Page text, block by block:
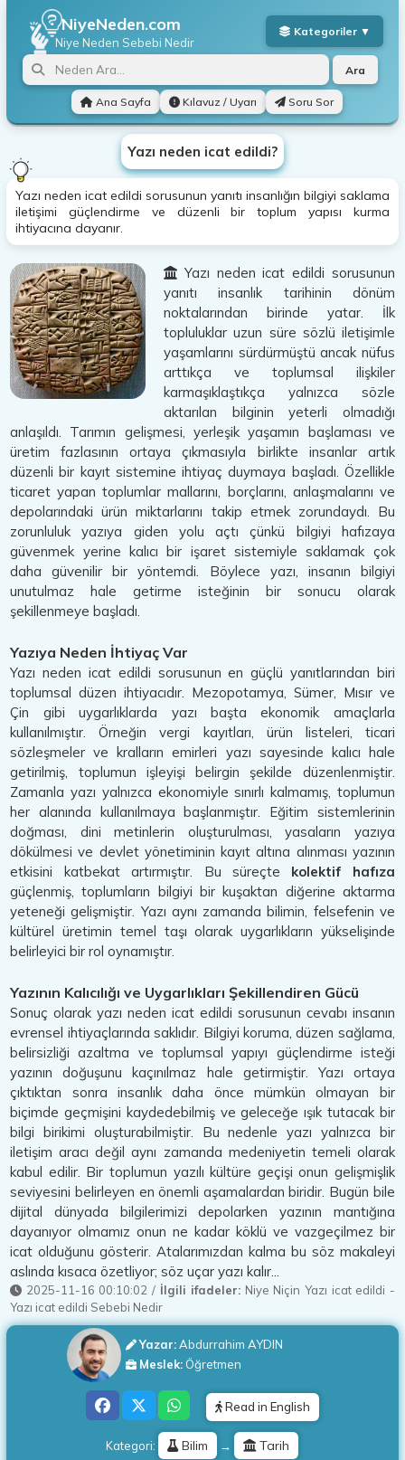
NiyeNeden.com
Niye Neden Sebebi Nedir
Ana Sayfa Kılavuz / Uyarı Soru Sor
Ara
Yazı neden icat edildi?
Yazı neden icat edildi sorusunun yanıtı insanlığın bilgiyi saklama
iletişimi güçlendirme ve düzenli bir toplum yapısı kurma
ihtiyacına dayanır.
Yazı neden icat edildi sorusunun
yanıtı insanlık tarihinin dönüm
noktalarından birinde yatar. İlk
topluluklar uzun süre sözlü iletişimle
yaşamlarını sürdürmüştü ancak nüfus
arttıkça ve toplumsal ilişkiler
karmaşıklaştıkça yalnızca sözle
aktarılan bilginin yeterli olmadığı
anlaşıldı. Tarımın gelişmesi, yerleşik yaşamın başlaması ve
üretim fazlasının ortaya çıkmasıyla birlikte insanlar artık
düzenli bir kayıt sistemine ihtiyaç duymaya başladı. Özellikle
ticaret yapan toplumlar mallarını, borçlarını, anlaşmalarını ve
depolarındaki ürün miktarlarını takip etmek zorundaydı. Bu
zorunluluk yazıya giden yolu açtı çünkü bilgiyi hafızaya
güvenmek yerine kalıcı bir işaret sistemiyle saklamak çok
daha güvenilir bir yöntemdi. Böylece yazı, insanın bilgiyi
unutulmaz hale getirme isteğinin bir sonucu olarak
şekillenmeye başladı.
Yazıya Neden İhtiyaç Var
Yazı neden icat edildi sorusunun en güçlü yanıtlarından biri
toplumsal düzen ihtiyacıdır. Mezopotamya, Sümer, Mısır ve
Çin gibi uygarlıklarda yazı başta ekonomik amaçlarla
kullanılmıştır. Örneğin vergi kayıtları, ürün listeleri, ticari
sözleşmeler ve kralların emirleri yazı sayesinde kalıcı hale
getirilmiş, toplumun işleyişi belirgin şekilde düzenlenmiştir.
Zamanla yazı yalnızca ekonomiyle sınırlı kalmamış, toplumun
her alanında kullanılmaya başlanmıştır. Eğitim sistemlerinin
doğması, dini metinlerin oluşturulması, yasaların yazıya
dökülmesi ve devlet yönetiminin kayıt altına alınması yazının
etkisini katbekat artırmıştır. Bu süreçte kolektif hafıza
güçlenmiş, toplumların bilgiyi bir kuşaktan diğerine aktarma
yeteneği gelişmiştir. Yazı aynı zamanda bilimin, felsefenin ve
kültürel üretimin temel taşı olarak uygarlıkların yükselişinde
belirleyici bir rol oynamıştır.
Yazının Kalıcılığı ve Uygarlıkları Şekillendiren Gücü
Sonuç olarak yazı neden icat edildi sorusunun cevabı insanın
evrensel ihtiyaçlarında saklıdır. Bilgiyi koruma, düzen sağlama,
belirsizliği azaltma ve toplumsal yapıyı güçlendirme isteği
yazının doğuşunu kaçınılmaz hale getirmiştir. Yazı ortaya
çıktıktan sonra insanlık daha önce mümkün olmayan bir
biçimde geçmişini kaydedebilmiş ve geleceğe ışık tutacak bir
bilgi birikimi oluşturabilmiştir. Bu nedenle yazı yalnızca bir
iletişim aracı değil aynı zamanda medeniyetin temeli olarak
kabul edilir. Bir toplumun yazılı kültüre geçişi onun gelişmişlik
seviyesini belirleyen en önemli aşamalardan biridir. Bugün bile
dijital dünyada bilgilerimizi depolarken yazının mantığına
dayanıyor olmamız onun ne kadar köklü ve vazgeçilmez bir
icat olduğunu gösterir. Atalarımızdan kalma bu söz makaleyi
aslında kısaca özetliyor; söz uçar yazı kalır...
2025-11-16 00:10:02 / İlgili ifadeler: Niye Niçin Yazı icat edildi -
Yazı icat edildi Sebebi Nedir
Yazar:Abdurrahim AYDIN
Meslek:Öğretmen
Kategori: Bilim → Tarih
Read in English